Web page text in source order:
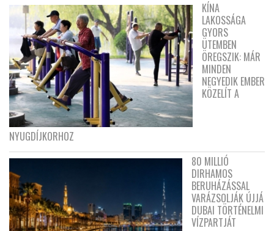
KÍNA
LAKOSSÁGA
GYORS
ÜTEMBEN
ÖREGSZIK: MÁR
MINDEN
NEGYEDIK EMBER
KÖZELÍT A
NYUGDÍJKORHOZ
80 MILLIÓ
DIRHAMOS
BERUHÁZÁSSAL
VARÁZSOLJÁK ÚJJÁ
DUBAI TÖRTÉNELMI
VÍZPARTJÁT